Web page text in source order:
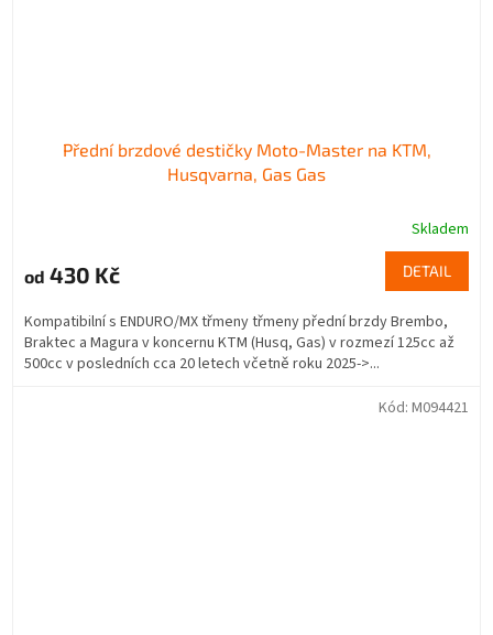
Přední brzdové destičky Moto-Master na KTM,
Husqvarna, Gas Gas
Skladem
od 430 Kč DETAIL
Kompatibilní s ENDURO/MX třmeny třmeny přední brzdy Brembo,
Braktec a Magura v koncernu KTM (Husq, Gas) v rozmezí 125cc až
500cc v posledních cca 20 letech včetně roku 2025->...
Kód: M094421